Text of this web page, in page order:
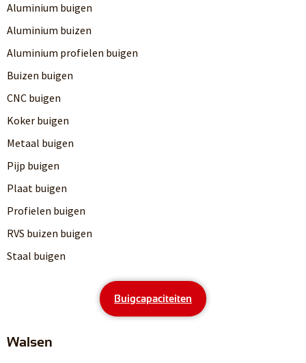
Aluminium buigen
Aluminium buizen
Aluminium profielen buigen
Buizen buigen
CNC buigen
Koker buigen
Metaal buigen
Pijp buigen
Plaat buigen
Profielen buigen
RVS buizen buigen
Staal buigen
Buigcapaciteiten
Walsen